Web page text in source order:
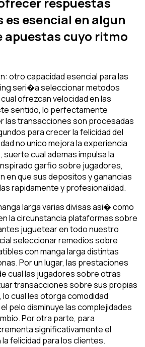
esencial en algun
apuestas cuyo ritmo
otro capacidad esencial para las
seri�a seleccionar metodos
ofrezcan velocidad en las
sentido, lo perfectamente
transacciones son procesadas
para crecer la felicidad del
no unico mejora la experiencia
suerte cual ademas impulsa la
garfio sobre jugadores,
en que sus depositos y ganancias
rapidamente y profesionalidad.
larga varias divisas asi� como
la circunstancia plataformas sobre
juguetear en todo nuestro
seleccionar remedios sobre
con manga larga distintas
Por un lugar, las prestaciones
cual las jugadores sobre otras
transacciones sobre sus propias
cual les otorga comodidad
pelo disminuye las complejidades
Por otra parte, para
significativamente el
felicidad para los clientes.